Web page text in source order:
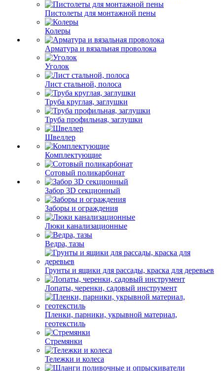
Пистолеты для монтажной пены
Колеры
Арматура и вязальная проволока
Уголок
Лист стальной, полоса
Труба круглая, заглушки
Труба профильная, заглушки
Швеллер
Комплектующие
Сотовый поликарбонат
Забор 3D секционный
Заборы и ограждения
Люки канализационные
Ведра, тазы
Грунты и ящики для рассады, краска для деревьев
Лопаты, черенки, садовый инструмент
Пленки, парники, укрывной материал,
геотекстиль
Стремянки
Тележки и колеса